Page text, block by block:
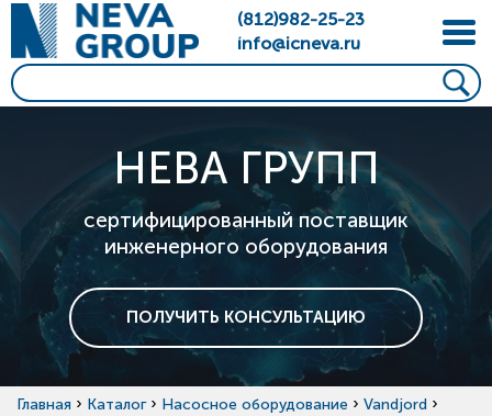
(812)982-25-23
info@icneva.ru
НЕВА ГРУПП
сертифицированный поставщик
инженерного оборудования
ПОЛУЧИТЬ КОНСУЛЬТАЦИЮ
Главная › Каталог › Насосное оборудование › Vandjord ›